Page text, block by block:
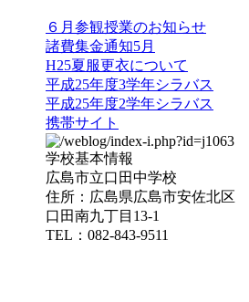
６月参観授業のお知らせ
諸費集金通知5月
H25夏服更衣について
平成25年度3学年シラバス
平成25年度2学年シラバス
携帯サイト
学校基本情報
広島市立口田中学校
住所：広島県広島市安佐北区
口田南九丁目13-1
TEL：082-843-9511